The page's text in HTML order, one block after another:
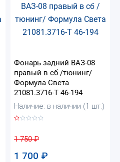
Фонарь задний ВАЗ-08
правый в сб /тюнинг/
Формула Света
21081.3716-Т 46-194
Наличие: в наличии (1 шт.)
1 750₽
1 700 ₽